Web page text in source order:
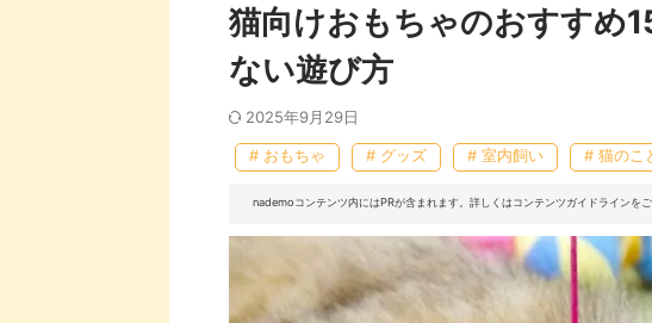
猫向けおもちゃのおすすめ
ない遊び方
2025年9月29日
# おもちゃ # グッズ # 室内飼い # 猫のこ
nademoコンテンツ内にはPRが含まれます。詳しくはコンテンツガイドラインをご